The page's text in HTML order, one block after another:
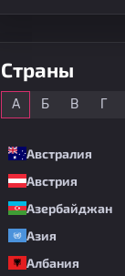
Страны
А Б В Г
Австралия
Австрия
Азербайджан
Азия
Албания